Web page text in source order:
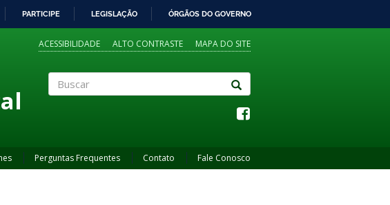
PARTICIPE LEGISLAÇÃO ÓRGÃOS DO GOVERNO
ACESSIBILIDADE ALTO CONTRASTE MAPA DO SITE
Perguntas Frequentes Contato Fale Conosco